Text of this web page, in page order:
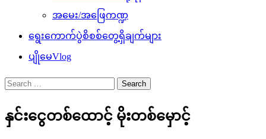
အမေး/အဖြေကဏ္ဍ
ရွေးကောက်ပွဲစိစစ်တွေ့ရှိချက်များ
ပျိုမေVlog
Search
for:
နှင်းငွေတစ်ထောင့် မိုးတစ်မှောင့်